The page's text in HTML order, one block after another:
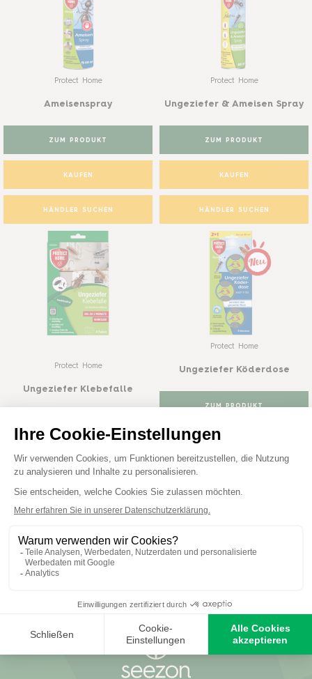
Protect Home
Ameisenspray
ZUM PRODUKT
KAUFEN
HÄNDLER SUCHEN
Protect Home
Ungeziefer & Ameisen Spray
ZUM PRODUKT
KAUFEN
HÄNDLER SUCHEN
Protect Home
Ungeziefer Klebefalle
Protect Home
Ungeziefer Köderdose
ZUM PRODUKT
KAUFEN